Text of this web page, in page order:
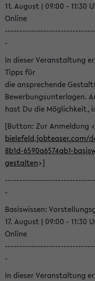
11. August | 09:00 - 11:30
Online
-
In dieser Veranstaltung
Tipps für
die ansprechende
Bewerbungsunterlagen.
hast Du die Möglichkeit,
[Button: Zur Anmeldung <
bielefeld.jobteaser.com/
8b1d-6590a6574ab1-
gestalten>]
-
Basiswissen:
17. August | 09:00 - 11:30
Online
-
In dieser Veranstaltung